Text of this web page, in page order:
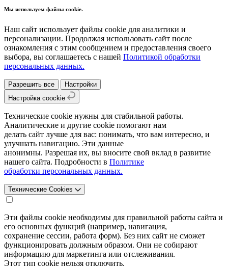
Мы используем файлы cookie.
Наш сайт использует файлы cookie для аналитики и
персонализации. Продолжая использовать сайт после
ознакомления с этим сообщением и предоставления своего
выбора, вы соглашаетесь с нашей Политикой обработки
персональных данных.
Разрешить все
Настройки
Настройка coockie
Технические cookie нужны для стабильной работы.
Аналитические и другие cookie помогают нам
делать сайт лучше для вас: понимать, что вам интересно, и
улучшать навигацию. Эти данные
анонимны. Разрешая их, вы вносите свой вклад в развитие
нашего сайта. Подробности в Политике
обработки персональных данных.
Технические Cookies
Эти файлы cookie необходимы для правильной работы сайта и
его основных функций (например, навигация,
сохранение сессии, работа форм). Без них сайт не сможет
функционировать должным образом. Они не собирают
информацию для маркетинга или отслеживания.
Этот тип cookie нельзя отключить.